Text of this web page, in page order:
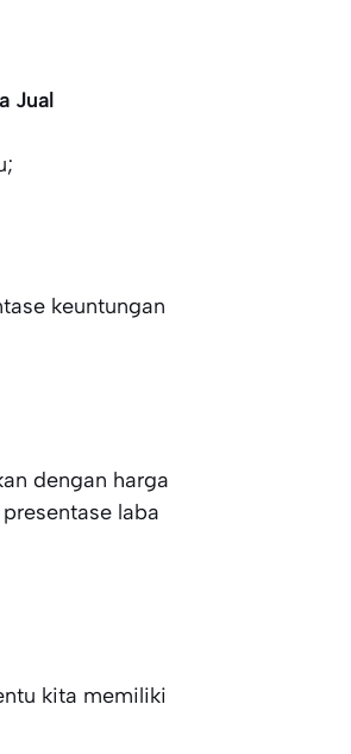
Jual
keuntungan
dengan harga
laba
kita memiliki